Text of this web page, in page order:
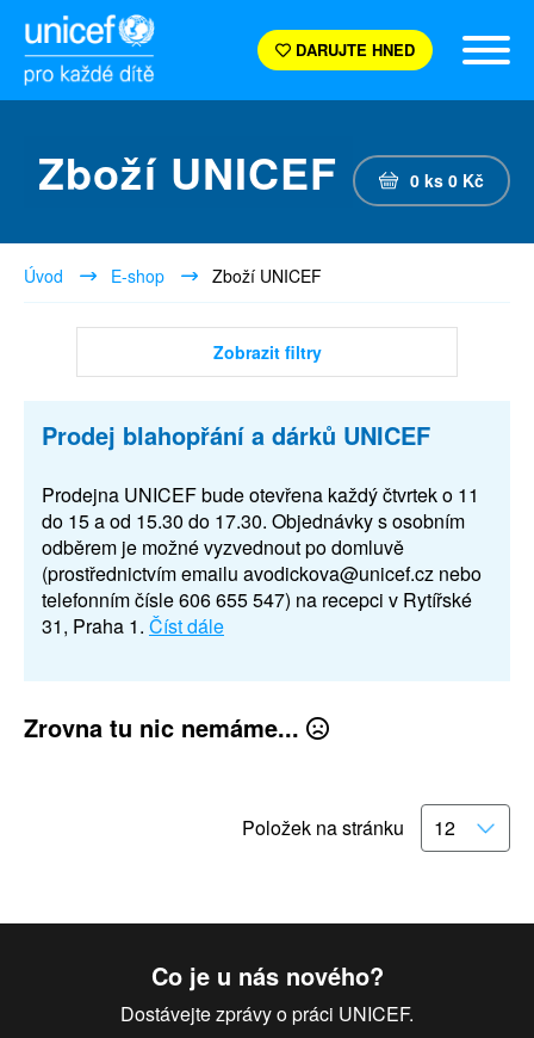
DARUJTE HNED
Zboží UNICEF 0 ks 0 Kč
Úvod E-shop Zboží UNICEF
Zobrazit filtry
Prodej blahopřání a dárků UNICEF
Prodejna UNICEF bude otevřena každý čtvrtek o 11
do 15 a od 15.30 do 17.30. Objednávky s osobním
odběrem je možné vyzvednout po domluvě
(prostřednictvím emailu avodickova@unicef.cz nebo
telefonním čísle 606 655 547) na recepci v Rytířské
31, Praha 1. Číst dále
Zrovna tu nic nemáme...
Položek na stránku
Co je u nás nového?
Dostávejte zprávy o práci UNICEF.